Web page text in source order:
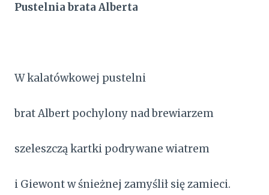
Pustelnia brata Alberta
W kalatówkowej pustelni
brat Albert pochylony nad brewiarzem
szeleszczą kartki podrywane wiatrem
i Giewont w śnieżnej zamyślił się zamieci.